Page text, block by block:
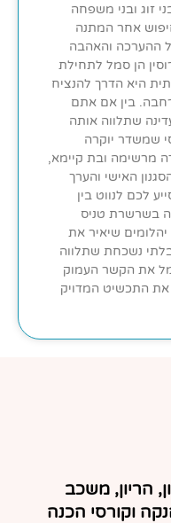
זוג ובני משפחה
אחר המתנה
ההערכה והאהבה
הן סמל לתחילת
היא הדרך להנציח
בין אם אתם
שתלווה אותה
שמשדר יוקרה
מרשימה ובת קיימא,
האישי והערך
לכם לנווט בין
בשרשרת טניס
שיאיר את
נשכחת שתלווה
את הקשר העמוק
את התכשיט המדויק
הריון, משכב
וקורסי הכנה